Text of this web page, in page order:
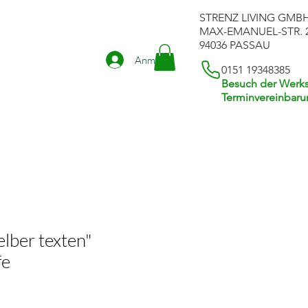
Anmelden
STRENZ LIVING
MAX-EMANUEL-STR.
94036 PASSAU
0151 19348385
Besuch der
texten"